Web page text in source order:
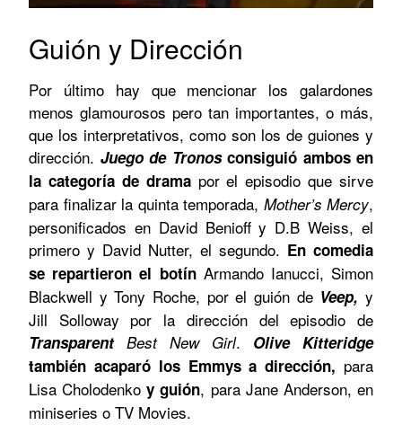
Guión y Dirección
Por último hay que mencionar los galardones
menos glamourosos pero tan importantes, o más,
que los interpretativos, como son los de guiones y
dirección. Juego de Tronosconsiguió ambos en
la categoría de dramapor el episodio que sirve
para finalizar la quinta temporada, Mother’s Mercy,
personificados en David Benioff y D.B Weiss, el
primero y David Nutter, el segundo. En comedia
se repartieron el botínArmando Ianucci, Simon
Blackwell y Tony Roche, por el guión deVeep, y
Jill Solloway por la dirección del episodio de
Transparent Best New Girl. Olive Kitteridge
también acaparó los Emmys a dirección, para
Lisa Cholodenko y guión, para Jane Anderson, en
miniseries o TV Movies.